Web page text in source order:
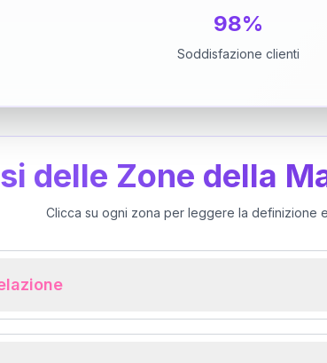
98%
Soddisfazione clienti
delle Zone della
Clicca su ogni zona per leggere la definizione